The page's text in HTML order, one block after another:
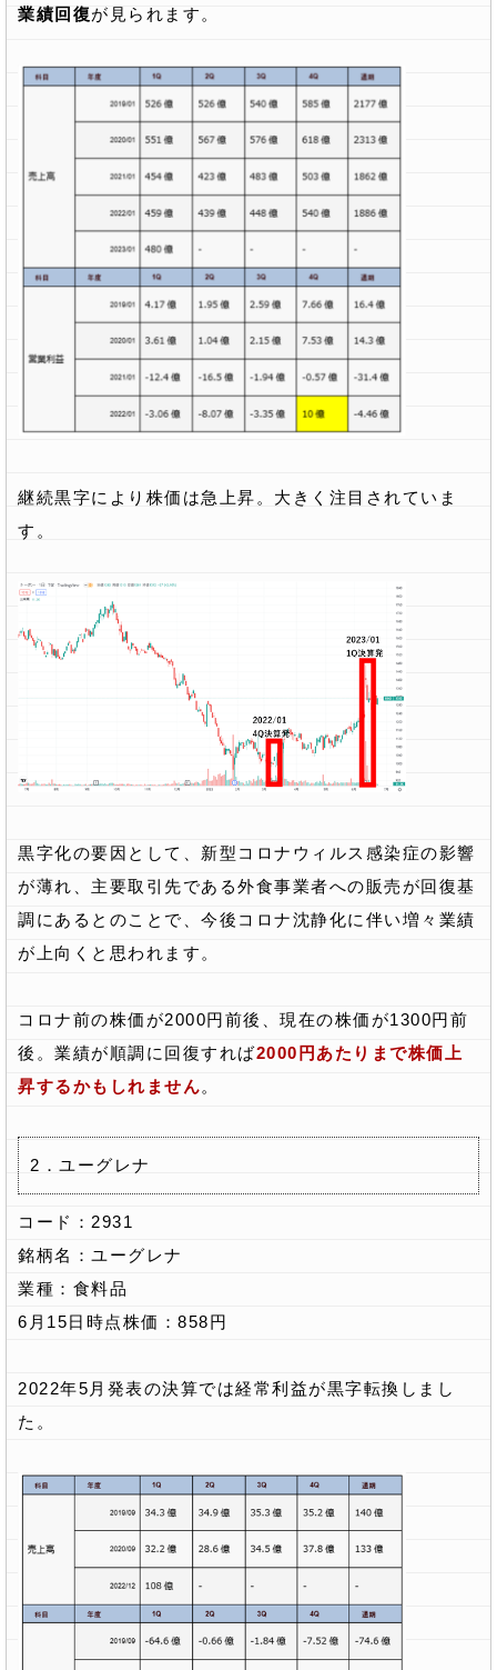
業績回復が見られます。
継続黒字により株価は急上昇。大きく注目されていま
す。
黒字化の要因として、新型コロナウィルス感染症の影響
が薄れ、主要取引先である外食事業者への販売が回復基
調にあるとのことで、今後コロナ沈静化に伴い増々業績
が上向くと思われます。
コロナ前の株価が2000円前後、現在の株価が1300円前
後。業績が順調に回復すれば2000円あたりまで株価上
昇するかもしれません。
2．ユーグレナ
コード：2931
銘柄名：ユーグレナ
業種：食料品
6月15日時点株価：858円
2022年5月発表の決算では経常利益が黒字転換しまし
た。